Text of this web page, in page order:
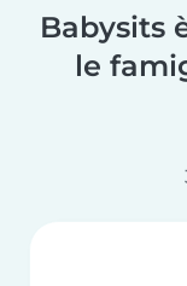
Babysits
le